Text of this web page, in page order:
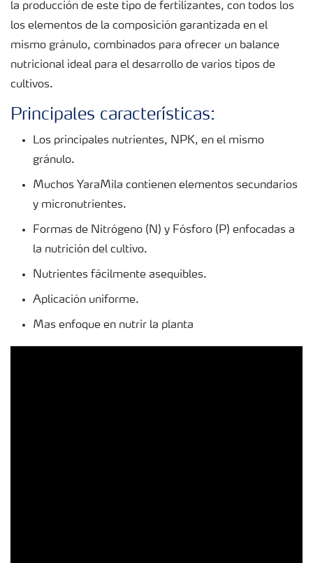
la producción de este tipo de fertilizantes, con todos los
los elementos de la composición garantizada en el
mismo gránulo, combinados para ofrecer un balance
nutricional ideal para el desarrollo de varios tipos de
cultivos.
Principales características:
Los principales nutrientes, NPK, en el mismo
gránulo.
Muchos YaraMila contienen elementos secundarios
y micronutrientes.
Formas de Nitrógeno (N) y Fósforo (P) enfocadas a
la nutrición del cultivo.
Nutrientes fácilmente asequibles.
Aplicación uniforme.
Mas enfoque en nutrir la planta